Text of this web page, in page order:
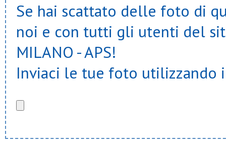
Se hai scattato delle foto di
noi e con tutti gli utenti del sito
MILANO - APS!
Inviaci le tue foto utilizzando